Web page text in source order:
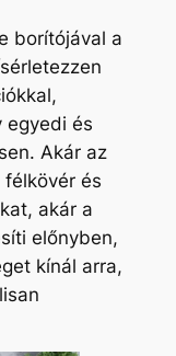
borítójával a
egyedi és
Akár az
és
akár a
előnyben,
kínál arra,